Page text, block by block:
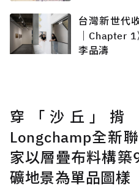
台灣新世代
｜Chapter
李品濤
穿「沙丘」揹
Longchamp全新
家以層疊布料構築
礦地景為單品圖樣